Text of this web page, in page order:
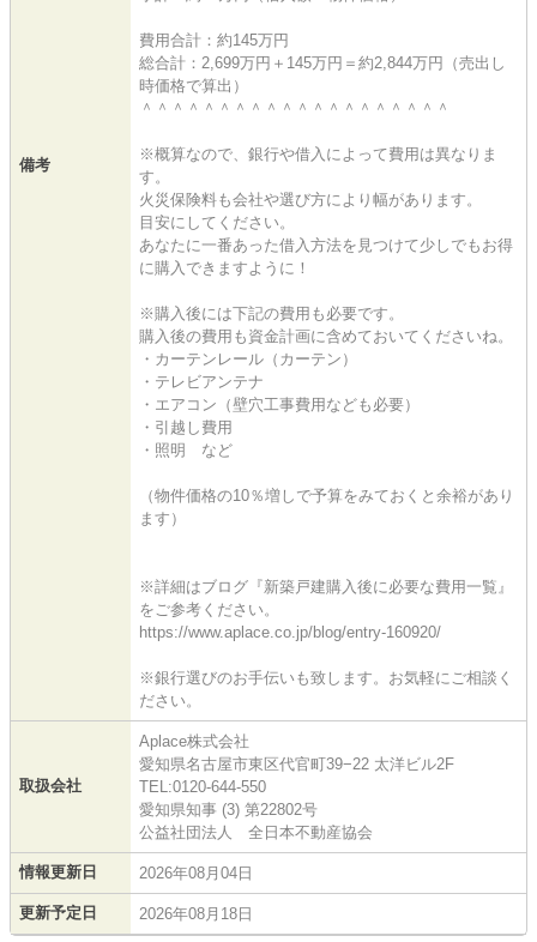
備考
費用合計：約145万円
総合計：2,699万円＋145万円＝約2,844万円（売出し
時価格で算出）
＾＾＾＾＾＾＾＾＾＾＾＾＾＾＾＾＾＾＾＾
※概算なので、銀行や借入によって費用は異なりま
す。
火災保険料も会社や選び方により幅があります。
目安にしてください。
あなたに一番あった借入方法を見つけて少しでもお得
に購入できますように！
※購入後には下記の費用も必要です。
購入後の費用も資金計画に含めておいてくださいね。
・カーテンレール（カーテン）
・テレビアンテナ
・エアコン（壁穴工事費用なども必要）
・引越し費用
・照明 など
（物件価格の10％増しで予算をみておくと余裕があり
ます）
※詳細はブログ『新築戸建購入後に必要な費用一覧』
をご参考ください。
https://www.aplace.co.jp/blog/entry-160920/
※銀行選びのお手伝いも致します。お気軽にご相談く
ださい。
取扱会社
Aplace株式会社
愛知県名古屋市東区代官町39−22 太洋ビル2F
TEL:0120-644-550
愛知県知事 (3) 第22802号
公益社団法人 全日本不動産協会
情報更新日 2026年08月04日
更新予定日 2026年08月18日